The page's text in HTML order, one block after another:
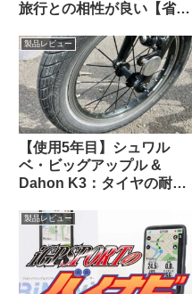
旅行との相性が良い【省ス
水】
製品レビュー
【使用5年目】シュワル
ベ・ビッグアップル &
Dahon K3：タイヤの耐久
あったか
製品レビュー